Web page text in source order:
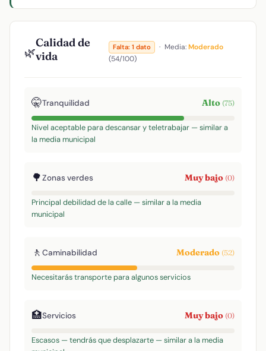
🌿
Calidad de
vida
Falta: 1 dato · Media:Moderado
(54/100)
🤫Tranquilidad Alto (75)
Nivel aceptable para descansar y teletrabajar — similar a
la media municipal
🌳Zonas verdes Muy bajo (0)
Principal debilidad de la calle — similar a la media
municipal
🚶 Caminabilidad Moderado (52)
Necesitarás transporte para algunos servicios
🏥Servicios Muy bajo (0)
Escasos — tendrás que desplazarte — similar a la media